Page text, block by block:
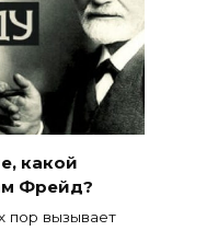
какой
Фрейд?
пор вызывает